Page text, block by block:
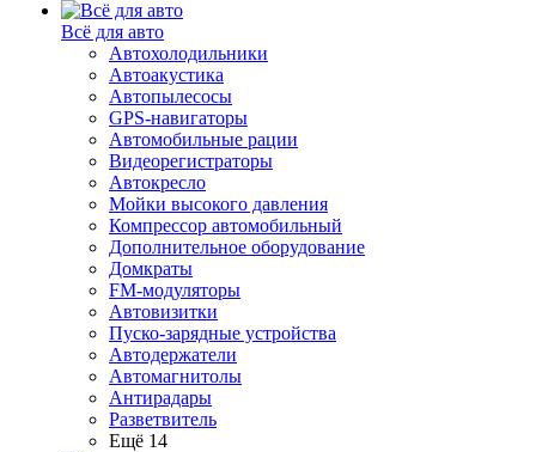
Всё для авто
Автохолодильники
Автоакустика
Автопылесосы
GPS-навигаторы
Автомобильные рации
Видеорегистраторы
Автокресло
Мойки высокого давления
Компрессор автомобильный
Дополнительное оборудование
Домкраты
FM-модуляторы
Автовизитки
Пуско-зарядные устройства
Автодержатели
Автомагнитолы
Антирадары
Разветвитель
Ещё 14